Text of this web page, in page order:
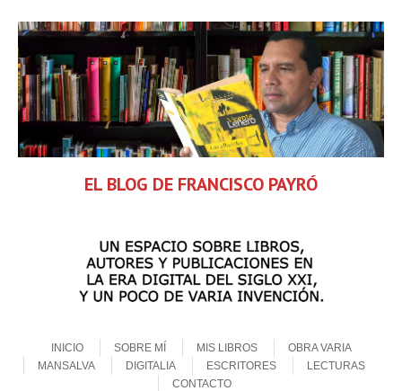
EL BLOG DE FRANCISCO PAYRÓ
MenuINICIO
SOBRE MÍ MIS LIBROS
OBRA VARIA
MANSALVA
DIGITALIA ESCRITORES
LECTURAS
CONTACTO